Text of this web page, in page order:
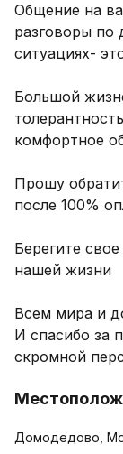
Общение на
разговоры
ситуациях-
Большой
комфортное
Прошу
после 100%
Берегите
нашей жизни
Всем мира и
И спасибо за
скромной
Домодедово,